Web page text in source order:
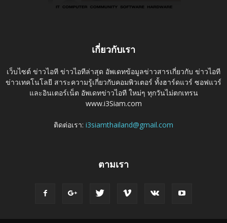
เกี่ยวกับเรา
เว็บไซต์ ข่าวไอที ข่าวไอทีล่าสุด อัพเดทข้อมูลข่าวสารเกี่ยวกับ ข่าวไอที
ข่าวเทคโนโลยี สาระความรู้เกี่ยวกับคอมพิวเตอร์ ทั้งฮาร์ดแวร์ ซอฟแวร์
และอินเตอร์เน็ต อัพเดทข่าวไอที ใหม่ๆ ทุกวันไม่ตกเทรน
www.i3Siam.com
ติดต่อเรา: i3siamthailand@gmail.com
ตามเรา